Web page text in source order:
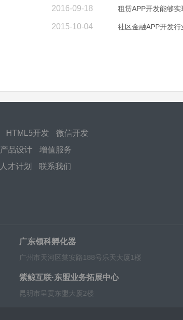
2016-09-18
2015-10-04
租赁APP开发能够实
社区金融APP开发
HTML5开发 微信开发
产品设计 增值服务
人才计划 联系我们
广东领科孵化器
广州市天河区棠安路188号乐天大厦1楼
紫鲸互联·东盟业务拓展中心
昆明市呈贡东盟大厦2楼